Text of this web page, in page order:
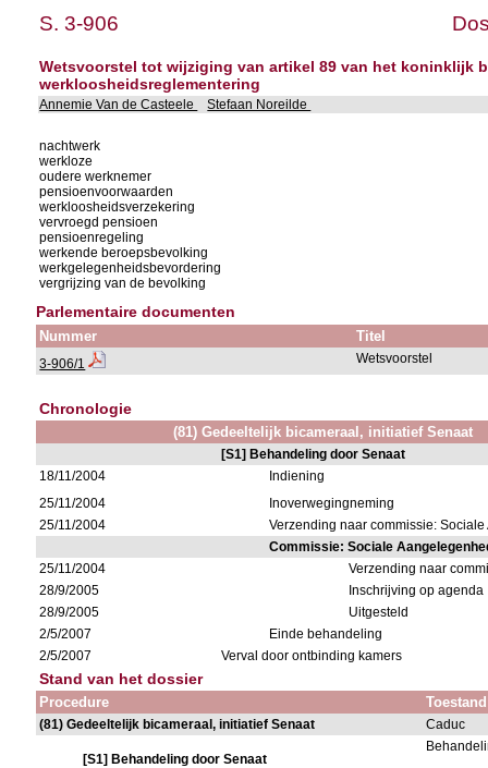
S. 3-906
Wetsvoorstel tot wijziging van artikel 89 van het koninklijk
werkloosheidsreglementering
Annemie Van de Casteele Stefaan Noreilde
nachtwerk
werkloze
oudere werknemer
pensioenvoorwaarden
werkloosheidsverzekering
vervroegd pensioen
pensioenregeling
werkende beroepsbevolking
werkgelegenheidsbevordering
vergrijzing van de bevolking
Parlementaire documenten
Nummer Titel
3-906/1 Wetsvoorstel
Chronologie
(81) Gedeeltelijk bicameraal, initiatief Senaat
[S1] Behandeling door Senaat
18/11/2004
Indiening
25/11/2004
Inoverwegingneming
25/11/2004
Verzending naar commissie:
Commissie: Sociale
25/11/2004
Verzending naar
28/9/2005
Inschrijving op agenda
28/9/2005
Uitgesteld
2/5/2007
Einde behandeling
2/5/2007
Verval door ontbinding kamers
Stand van het dossier
Procedure Toestand
(81) Gedeeltelijk bicameraal, initiatief Senaat Caduc
[S1] Behandeling door Senaat